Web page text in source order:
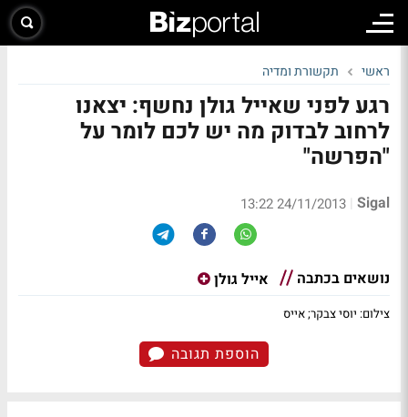
ראשי תקשורת ומדיה
רגע לפני שאייל גולן נחשף: יצאנו
לרחוב לבדוק מה יש לכם לומר על
"הפרשה"
Sigal
|
24/11/2013 13:22
נושאים בכתבה אייל גולן
צילום: יוסי צבקר; אייס
הוספת תגובה